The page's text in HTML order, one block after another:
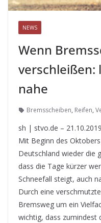
NEWS
Wenn
verschleißen:
nahe
Bremsscheiben, Reifen,
sh | stvo.de – 21.10.2019
Mit Beginn des
Deutschland wieder die
dass die Tage kürzer
Schneefall steigt, auch
Durch eine
Bremsweg um ein
wichtig, dass zumindest